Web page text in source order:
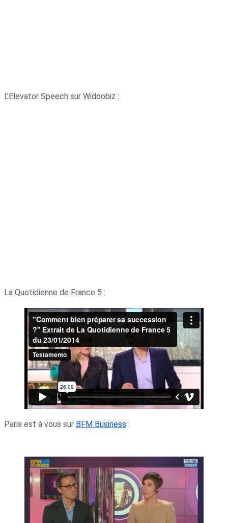
L’Elevator Speech sur Widoobiz :
La Quotidienne de France 5 :
Paris est à vous sur BFM Business :